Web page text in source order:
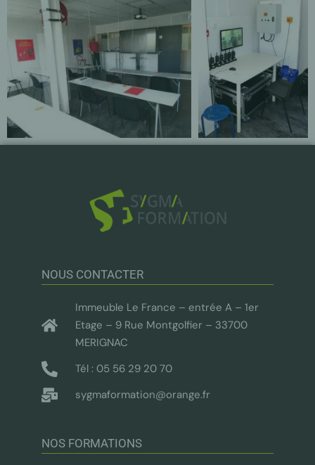
NOUS CONTACTER
Immeuble Le France – entrée A – 1er
Etage – 9 Rue Montgolfier – 33700
MERIGNAC
Tél : 05 56 29 20 70
sygmaformation@orange.fr
NOS FORMATIONS